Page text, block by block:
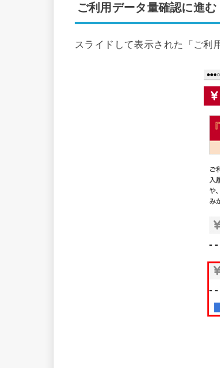
ご利用データ量確認に進む
スライドして表示された「ご利